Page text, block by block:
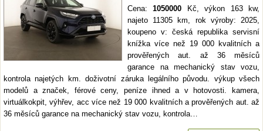
Cena:1050000 Kč, výkon 163 kw,
najeto 11305 km, rok výroby: 2025,
koupeno v: česká republika servisní
knížka více než 19 000 kvalitních a
prověřených aut. až 36 měsíců
garance na mechanický stav vozu,
kontrola najetých km. doživotní záruka legálního původu. výkup všech
modelů a značek, férové ceny, peníze ihned a v hotovosti. kamera,
virtuálkokpit, výhřev, acc více než 19 000 kvalitních a prověřených aut. až
36 měsíců garance na mechanický stav vozu, kontrola…